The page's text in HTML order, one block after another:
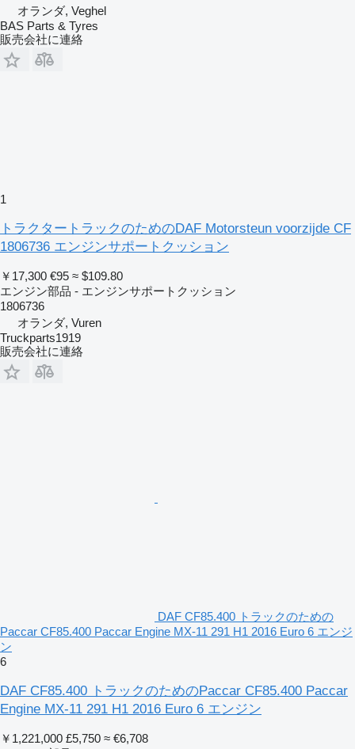
オランダ, Veghel
BAS Parts & Tyres
販売会社に連絡
1
トラクタートラックのためのDAF Motorsteun voorzijde CF
1806736 エンジンサポートクッション
￥17,300 €95 ≈ $109.80
エンジン部品 - エンジンサポートクッション
1806736
オランダ, Vuren
Truckparts1919
販売会社に連絡
DAF CF85.400 トラックのための
Paccar CF85.400 Paccar Engine MX-11 291 H1 2016 Euro 6 エンジ
ン
6
DAF CF85.400 トラックのためのPaccar CF85.400 Paccar
Engine MX-11 291 H1 2016 Euro 6 エンジン
￥1,221,000 £5,750 ≈ €6,708